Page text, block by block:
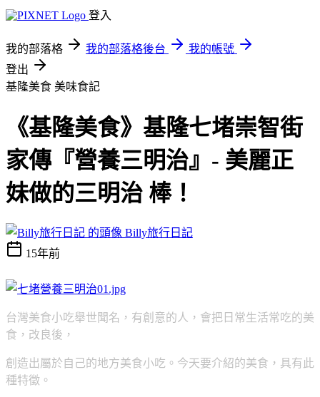
登入
我的部落格 我的部落格後台
我的帳號
登出
基隆美食 美味食記
《基隆美食》基隆七堵崇智街
家傳『營養三明治』- 美麗正
妹做的三明治 棒！
Billy旅行日記
15年前
台灣美食小吃舉世聞名，有創意的人，會把日常生活常吃的美
食，改良後，
創造出屬於自己的地方美食小吃。今天要介紹的美食，具有此
種特徵。